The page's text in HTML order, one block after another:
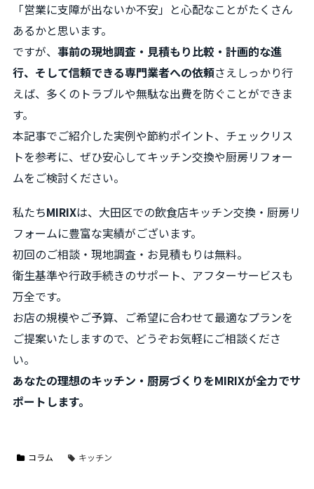
「営業に支障が出ないか不安」と心配なことがたくさん
あるかと思います。
ですが、 事前の現地調査・見積もり比較・計画的な進
行、そして信頼できる専門業者への依頼さえしっかり行
えば、多くのトラブルや無駄な出費を防ぐことができま
す。
本記事でご紹介した実例や節約ポイント、チェックリス
トを参考に、ぜひ安心してキッチン交換や厨房リフォー
ムをご検討ください。
私たちMIRIXは、大田区での飲食店キッチン交換・厨房リ
フォームに豊富な実績がございます。
初回のご相談・現地調査・お見積もりは無料。
衛生基準や行政手続きのサポート、アフターサービスも
万全です。
お店の規模やご予算、ご希望に合わせて最適なプランを
ご提案いたしますので、どうぞお気軽にご相談くださ
い。
あなたの理想のキッチン・厨房づくりをMIRIXが全力でサ
ポートします。
コラム キッチン